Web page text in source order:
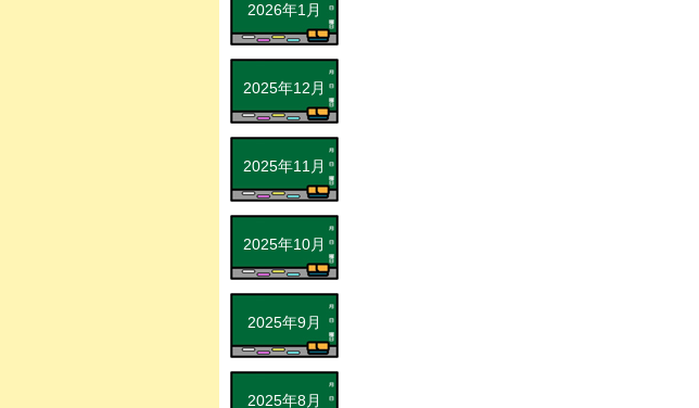
2025年8月
2025年9月
2025年10月
2025年11月
2025年12月
2026年1月